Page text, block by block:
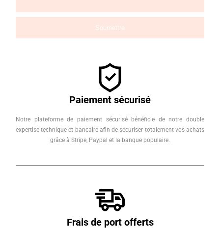
Paiement sécurisé
Notre plateforme de paiement sécurisé bénéficie de notre double
expertise technique et bancaire afin de sécuriser totalement vos achats
grâce à Stripe, Paypal et la banque populaire.
Frais de port offerts